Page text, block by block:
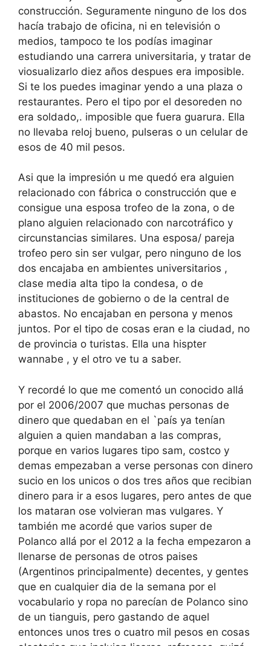
construcción. Seguramente ninguno de los dos
hacía trabajo de oficina, ni en televisión o
medios, tampoco te los podías imaginar
estudiando una carrera universitaria, y tratar de
viosualizarlo diez años despues era imposible.
Si te los puedes imaginar yendo a una plaza o
restaurantes. Pero el tipo por el desoreden no
era soldado,. imposible que fuera guarura. Ella
no llevaba reloj bueno, pulseras o un celular de
esos de 40 mil pesos.
Asi que la impresión u me quedó era alguien
relacionado con fábrica o construcción que e
consigue una esposa trofeo de la zona, o de
plano alguien relacionado con narcotráfico y
circunstancias similares. Una esposa/ pareja
trofeo pero sin ser vulgar, pero ninguno de los
dos encajaba en ambientes universitarios ,
clase media alta tipo la condesa, o de
instituciones de gobierno o de la central de
abastos. No encajaban en persona y menos
juntos. Por el tipo de cosas eran e la ciudad, no
de provincia o turistas. Ella una hispter
wannabe , y el otro ve tu a saber.
Y recordé lo que me comentó un conocido allá
por el 2006/2007 que muchas personas de
dinero que quedaban en el `país ya tenían
alguien a quien mandaban a las compras,
porque en varios lugares tipo sam, costco y
demas empezaban a verse personas con dinero
sucio en los unicos o dos tres años que recibian
dinero para ir a esos lugares, pero antes de que
los mataran ose volvieran mas vulgares. Y
también me acordé que varios super de
Polanco allá por el 2012 a la fecha empezaron a
llenarse de personas de otros paises
(Argentinos principalmente) decentes, y gentes
que en cualquier dia de la semana por el
vocabulario y ropa no parecían de Polanco sino
de un tianguis, pero gastando de aquel
entonces unos tres o cuatro mil pesos en cosas